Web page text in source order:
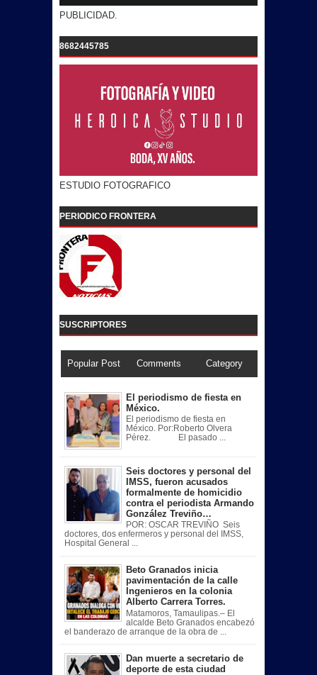
PUBLICIDAD.
8682445785
ESTUDIO FOTOGRAFICO
PERIODICO FRONTERA
SUSCRIPTORES
Popular Post Comments Category
El periodismo de fiesta en
México.
El periodismo de fiesta en
México. Por:Roberto Olvera
Pérez. El pasado ...
Seis doctores y personal del
IMSS, fueron acusados
formalmente de homicidio
contra el periodista Armando
González Treviño…
POR: OSCAR TREVIÑO Seis
doctores, dos enfermeros y personal del IMSS,
Hospital General ...
Beto Granados inicia
pavimentación de la calle
Ingenieros en la colonia
Alberto Carrera Torres.
Matamoros, Tamaulipas.– El
alcalde Beto Granados encabezó
el banderazo de arranque de la obra de ...
Dan muerte a secretario de
deporte de esta ciudad